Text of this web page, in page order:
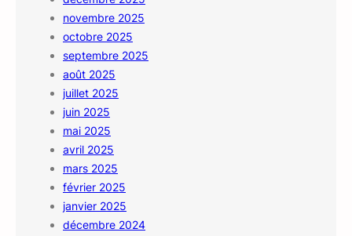
novembre 2025
octobre 2025
septembre 2025
août 2025
juillet 2025
juin 2025
mai 2025
avril 2025
mars 2025
février 2025
janvier 2025
décembre 2024